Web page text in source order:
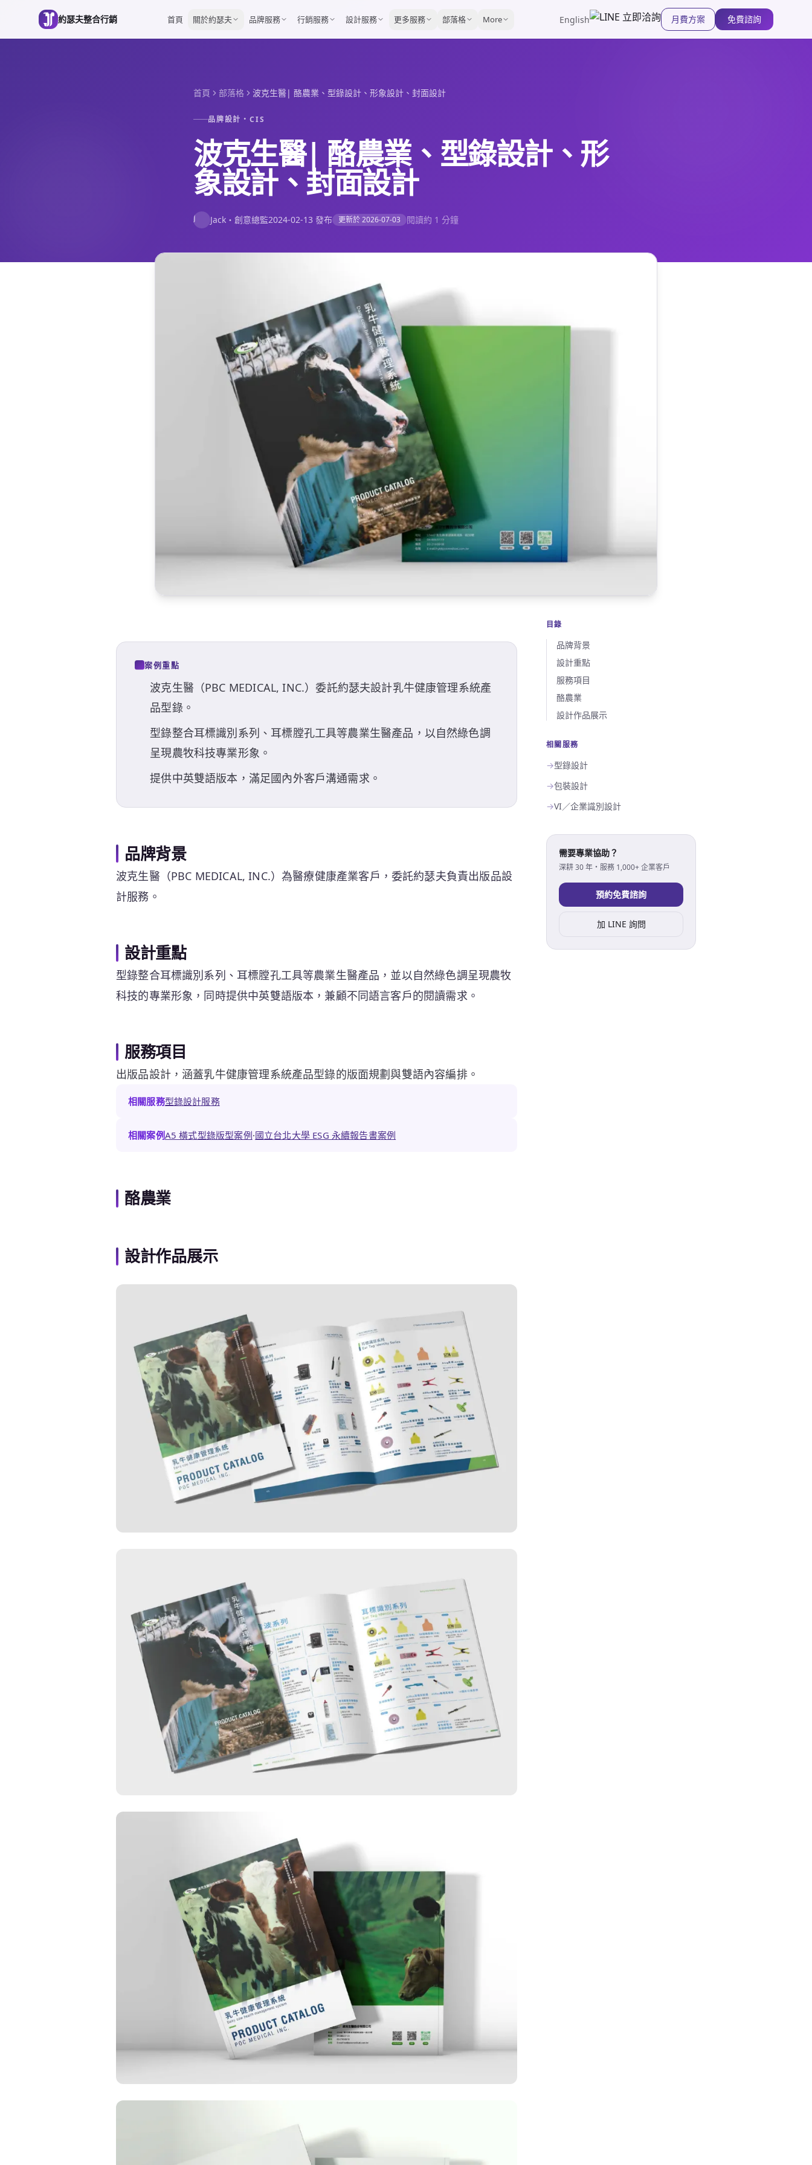
跳到主要內容
約瑟夫整合行銷 首頁 關於約瑟夫 品牌服務 行銷服務 設計服務 更多服務 部落格 More English 月費方案 免費諮詢
首頁 部落格 波克生醫| 酪農業、型錄設計、形象設計、封面設計
品牌設計・CIS
波克生醫| 酪農業、型錄設計、形
象設計、封面設計
J Jack ・ 創意總監2024-02-13 發布 更新於2026-07-03 閱讀約 1 分鐘
案例重點
波克生醫（PBC MEDICAL, INC.）委託約瑟夫設計乳牛健康管理系統產
品型錄。
型錄整合耳標識別系列、耳標膛孔工具等農業生醫產品，以自然綠色調
呈現農牧科技專業形象。
提供中英雙語版本，滿足國內外客戶溝通需求。
品牌背景
波克生醫（PBC MEDICAL, INC.）為醫療健康產業客戶，委託約瑟夫負責出版品設
計服務。
設計重點
型錄整合耳標識別系列、耳標膛孔工具等農業生醫產品，並以自然綠色調呈現農牧
科技的專業形象，同時提供中英雙語版本，兼顧不同語言客戶的閱讀需求。
服務項目
出版品設計，涵蓋乳牛健康管理系統產品型錄的版面規劃與雙語內容編排。
相關服務型錄設計服務
相關案例A5 橫式型錄版型案例·國立台北大學 ESG 永續報告書案例
酪農業
設計作品展示
目錄
品牌背景
設計重點
服務項目
酪農業
設計作品展示
相關服務
→型錄設計
→包裝設計
→VI／企業識別設計
需要專業協助？
深耕 30 年・服務 1,000+ 企業客戶
預約免費諮詢
加 LINE 詢問